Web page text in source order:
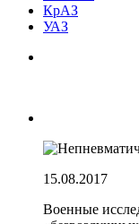
КрАЗ
УАЗ
15.08.2017
Военные